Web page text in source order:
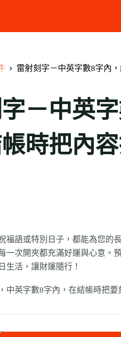
雷射刻字－中英字數8字內
－中英
時把內
福語或特別日子，都能為您的
一次開夾都充滿好運與心意。
生活，讓財運隨行！
中英字數8字內，在結帳時把要